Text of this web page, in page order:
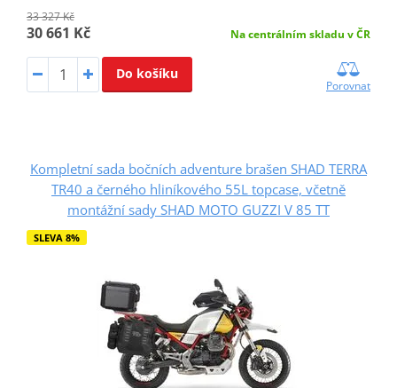
33 327 Kč
30 661 Kč Na centrálním skladu v ČR
Do košíku
Porovnat
Kompletní sada bočních adventure brašen SHAD TERRA
TR40 a černého hliníkového 55L topcase, včetně
montážní sady SHAD MOTO GUZZI V 85 TT
SLEVA 8%